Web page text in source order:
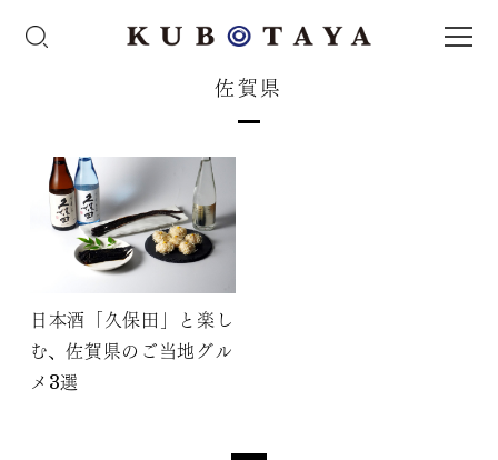
佐賀県
日本酒「久保田」と楽し
む、佐賀県のご当地グル
メ3選